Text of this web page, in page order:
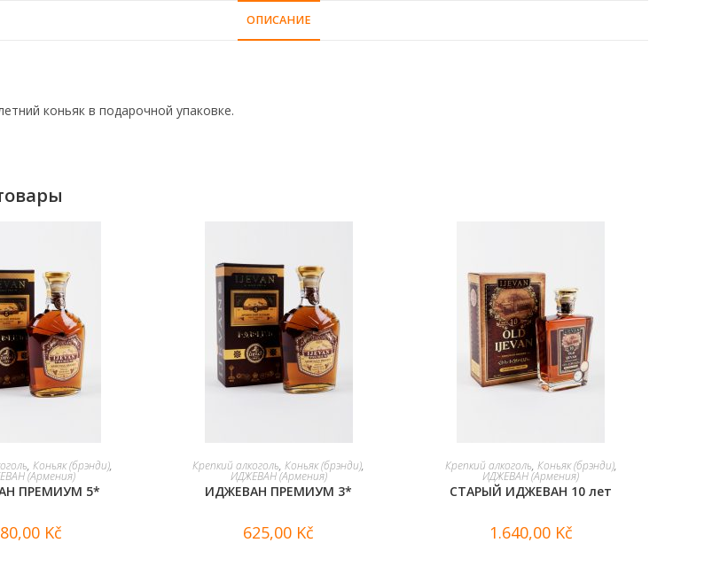
ОПИСАНИЕ
коньяк в подарочной упаковке.
КОРЗИНУ
,Коньяк (брэнди),
(Армения)
ПРЕМИУМ 5*
Kč
В КОРЗИНУ
Крепкий алкоголь,Коньяк (брэнди),
ИДЖЕВАН (Армения)
ИДЖЕВАН ПРЕМИУМ 3*
625,00 Kč
В КОРЗИНУ
Крепкий алкоголь, Коньяк (брэнди),
ИДЖЕВАН (Армения)
СТАРЫЙ ИДЖЕВАН 10 лет
1.640,00 Kč